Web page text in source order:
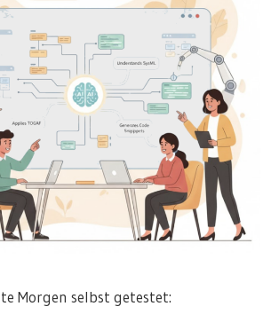
Morgen selbst getestet: